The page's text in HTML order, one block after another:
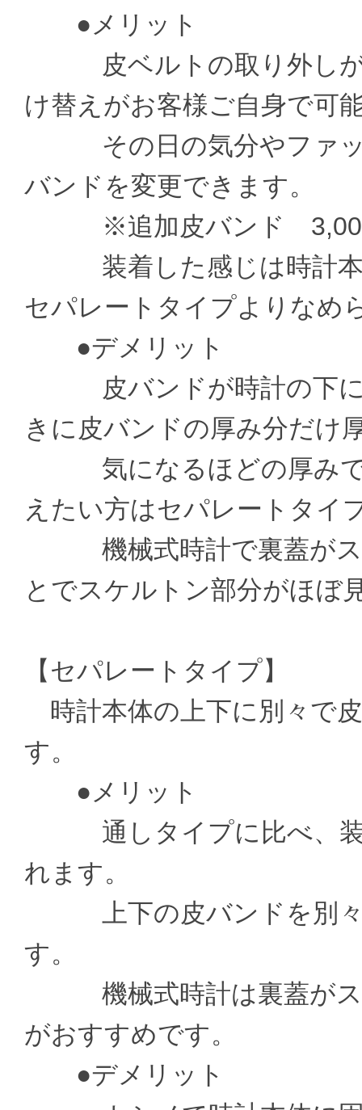
●メリット
皮ベルトの取り外しが
け替えがお客様ご自身で可
その日の気分やファッ
バンドを変更できます。
※追加皮バンド 3,000
装着した感じは時計本
セパレートタイプよりなめ
●デメリット
皮バンドが時計の下に
きに皮バンドの厚み分だけ
気になるほどの厚みで
えたい方はセパレートタイ
機械式時計で裏蓋がス
とでスケルトン部分がほぼ
【セパレートタイプ】
時計本体の上下に別々で
す。
●メリット
通しタイプに比べ、装
れます。
上下の皮バンドを別々
す。
機械式時計は裏蓋がス
がおすすめです。
●デメリット